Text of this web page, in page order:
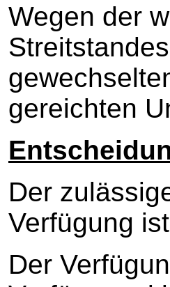
Wegen der
gereichten
Der
Verfügung
Der